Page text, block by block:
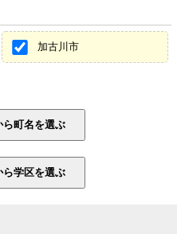
加古川市